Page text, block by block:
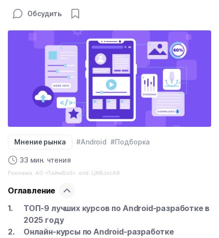
Обсудить
Мнение рынка #Android #Подборка
33 мин. чтения
Реклама. АО «ТаймВэб». erid: LjN8JxcA8
Оглавление
ТОП-9 лучших курсов по Android-разработке в
2025 году
Онлайн-курсы по Android-разработке